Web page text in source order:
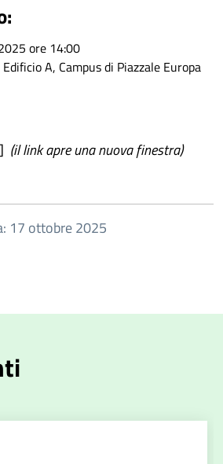
ore 14:00
A, Campus di Piazzale Europa
(il link apre una nuova finestra)
17 ottobre 2025